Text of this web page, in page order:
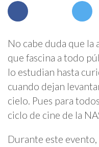
No cabe duda que la
que fascina a todo
lo estudian hasta
cuando dejan
cielo. Pues para
ciclo de cine de la
Durante este